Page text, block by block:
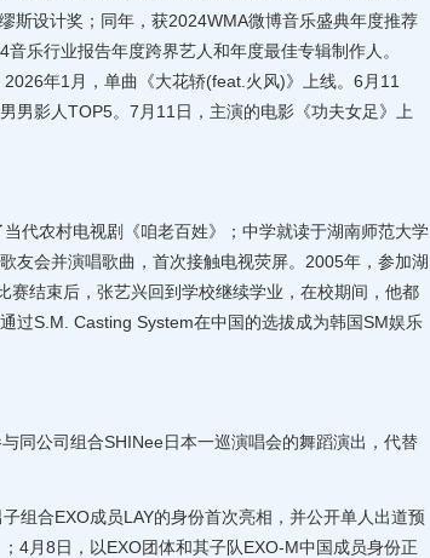
斯设计奖；同年，获2024WMA微博音乐盛典年度推荐
乐行业报告年度跨界艺人和年度最佳专辑制作人。
年1月，单曲《大花轿(feat.火风)》上线。6月11
男影人TOP5。7月11日，主演的电影《功夫女足》上
农村电视剧《咱老百姓》；中学就读于湖南师范大学
友会并演唱歌曲，首次接触电视荧屏。2005年，参加湖
赛结束后，张艺兴回到学校继续学业，在校期间，他都
过S.M. Casting System在中国的选拔成为韩国SM娱乐
公司组合SHINee日本一巡演唱会的舞蹈演出，代替
合EXO成员LAY的身份首次亮相，并公开单人出道预
4月8日，以EXO团体和其子队EXO-M中国成员身份正